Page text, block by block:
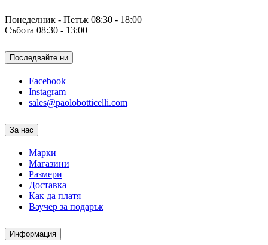
Понеделник - Петък 08:30 - 18:00
Събота 08:30 - 13:00
Последвайте ни
Facebook
Instagram
sales@paolobotticelli.com
За нас
Марки
Магазини
Размери
Доставка
Как да платя
Ваучер за подарък
Информация